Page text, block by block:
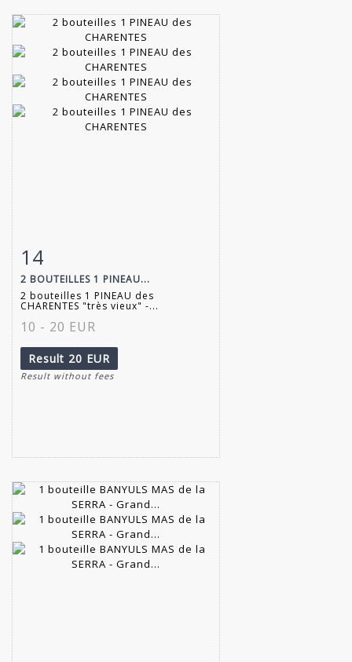
Item detail
14
2 BOUTEILLES 1 PINEAU...
2 bouteilles 1 PINEAU des
CHARENTES "très vieux" -...
10 - 20 EUR
Result 20 EUR
Result without fees